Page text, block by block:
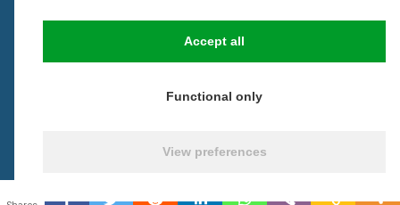
Accept all
Functional only
View preferences
UVIJETI KORIŠTENJA COOKIE POLICY (EU)